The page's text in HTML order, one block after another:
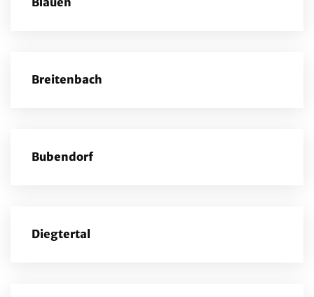
Breitenbach
Bubendorf
Diegtertal